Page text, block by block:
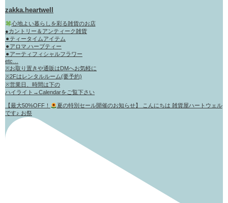
zakka.heartwell
心地よい暮らしを彩る雑貨のお店
●カントリー＆アンティーク雑貨
⚫︎ティータイムアイテム
⚫︎アロマ.ハーブティー
⚫︎アーティフィシャルフラワー
etc…
※お取り置きや通販はDMへお気軽に
※2Fはレンタルルーム(要予約)
※営業日、時間は下の
ハイライト→Calendarをご覧下さい
【最大50%OFF！
夏の特別セール開催のお知らせ】 こんにちは 雑貨屋ハートウェル
です♪ お祭